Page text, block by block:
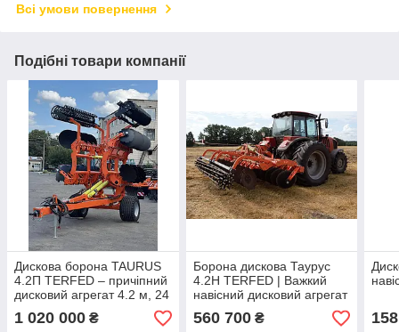
Всі умови повернення
Подібні товари компанії
Дискова борона TAURUS
4.2П TERFED – причіпний
дисковий агрегат 4.2 м, 24
диски, гумово-
демпферний захист
1 020 000 ₴
Борона дискова Таурус
4.2Н TERFED | Важкий
навісний дисковий агрегат
з резино-демпферним
захистом та
560 700₴